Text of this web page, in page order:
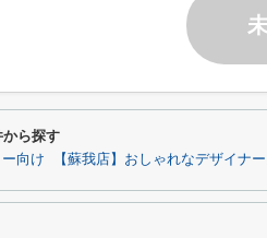
ら探す
ー向け 【蘇我店】おしゃれなデザイナ